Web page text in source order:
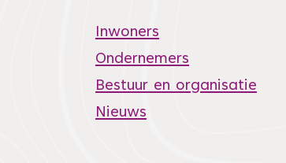
Inwoners
Ondernemers
Bestuur en organisatie
Nieuws